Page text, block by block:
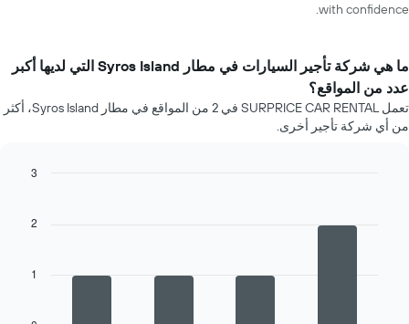
with confidence.
ما هي شركة تأجير السيارات في مطار Syros Island التي لديها أكبر
عدد من المواقع؟
تعمل SURPRICE CAR RENTAL في 2 من المواقع في مطار Syros Island، أكثر
من أي شركة تأجير أخرى.
1
2
3